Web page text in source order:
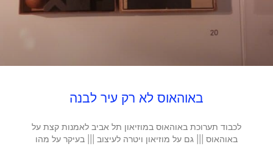
באוהאוס לא רק עיר לבנה
לכבוד תערוכת באוהאוס במוזיאון תל אביב לאמנות קצת על
באוהאוס ||| גם על מוזיאון ויטרה לעיצוב ||| בעיקר על מהו